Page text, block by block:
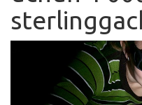
Yana
Qidirish